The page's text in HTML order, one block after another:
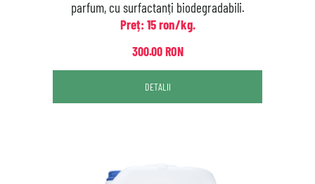
parfum, cu surfactanți biodegradabili.
Preț: 15 ron/kg.
300.00 RON
DETALII